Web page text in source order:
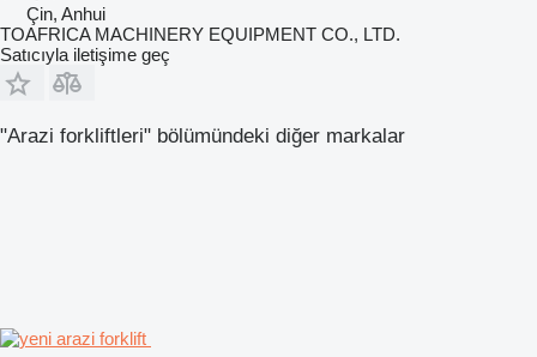
Çin, Anhui
TOAFRICA MACHINERY EQUIPMENT CO., LTD.
Satıcıyla iletişime geç
"Arazi forkliftleri" bölümündeki diğer markalar